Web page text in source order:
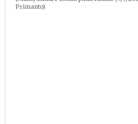
Primanto)